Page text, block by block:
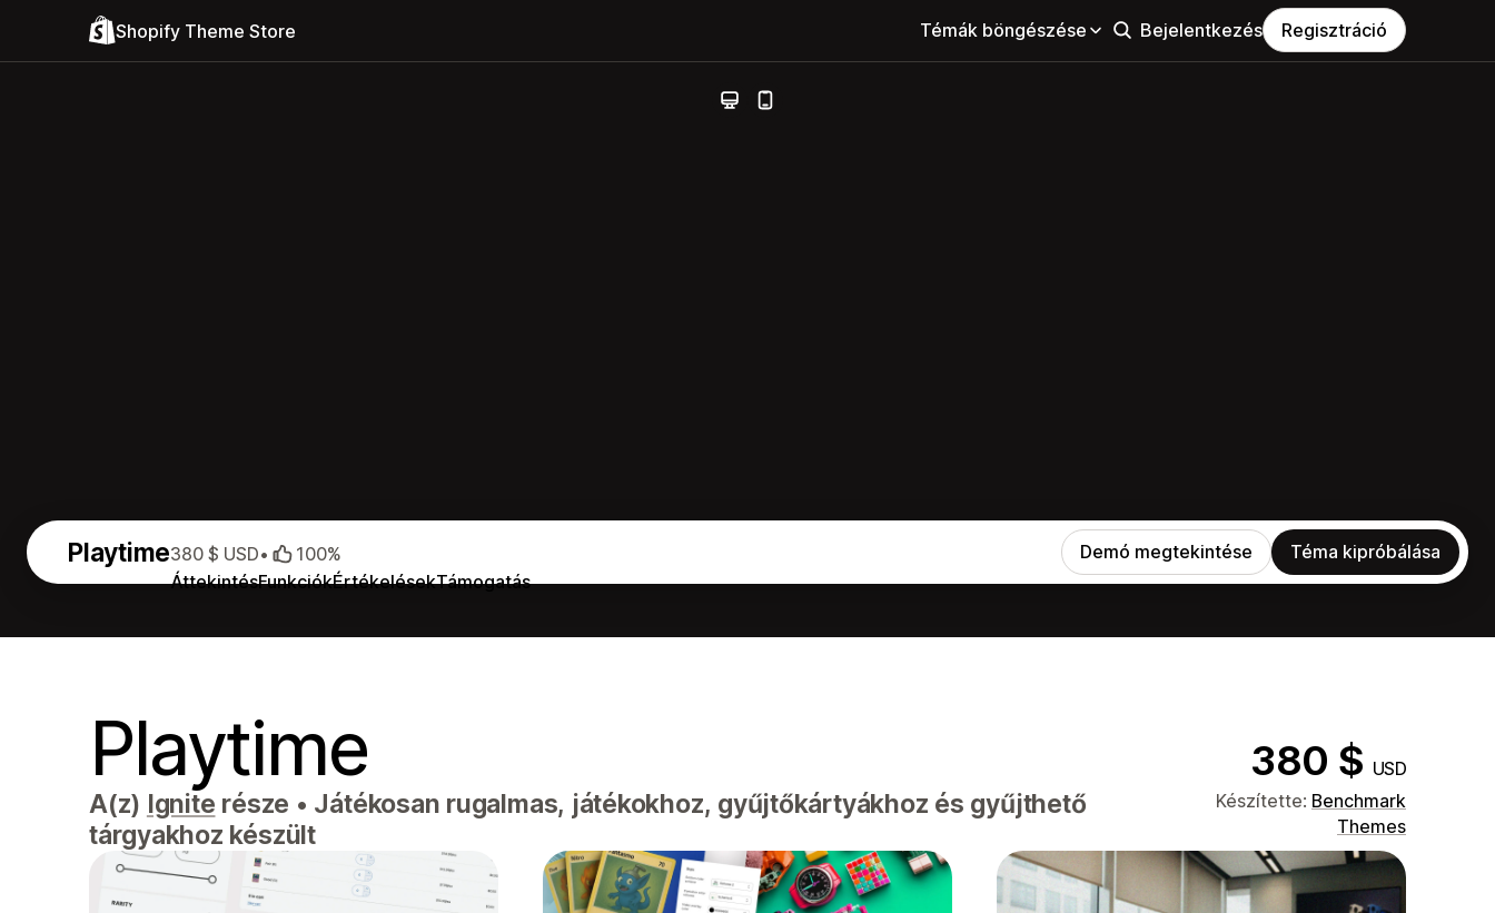
Shopify Theme Store Témák böngészése Bejelentkezés Regisztráció
Playtime
ÁttekintésFunkciókÉrtékelésekTámogatás
380 $ USD• 100% Demó megtekintése Téma kipróbálása
Playtime 380 $ USD
A(z) Ignite része • Játékosan rugalmas, játékokhoz, gyűjtőkártyákhoz és gyűjthető
tárgyakhoz készült
Készítette: Benchmark
Themes